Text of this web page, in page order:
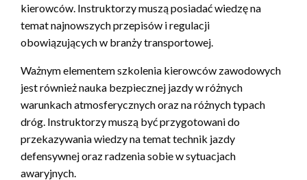
kierowców. Instruktorzy muszą posiadać wiedzę na
temat najnowszych przepisów i regulacji
obowiązujących w branży transportowej.
Ważnym elementem szkolenia kierowców zawodowych
jest również nauka bezpiecznej jazdy w różnych
warunkach atmosferycznych oraz na różnych typach
dróg. Instruktorzy muszą być przygotowani do
przekazywania wiedzy na temat technik jazdy
defensywnej oraz radzenia sobie w sytuacjach
awaryjnych.